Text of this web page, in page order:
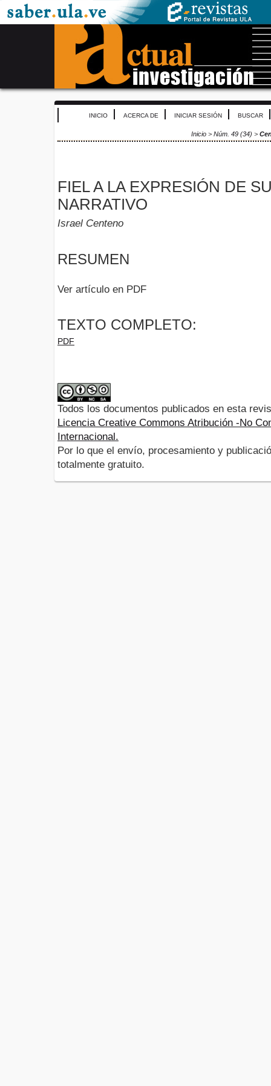
INICIO ACERCA DE INICIAR SESIÓN BUSCAR
Inicio > Núm. 49 (34) >
FIEL A LA EXPRESIÓN DE
NARRATIVO
Israel Centeno
RESUMEN
Ver artículo en PDF
TEXTO COMPLETO:
PDF
Todos los documentos publicados en esta
Licencia Creative Commons Atribución -No
Internacional.
Por lo que el envío, procesamiento y
totalmente gratuito.